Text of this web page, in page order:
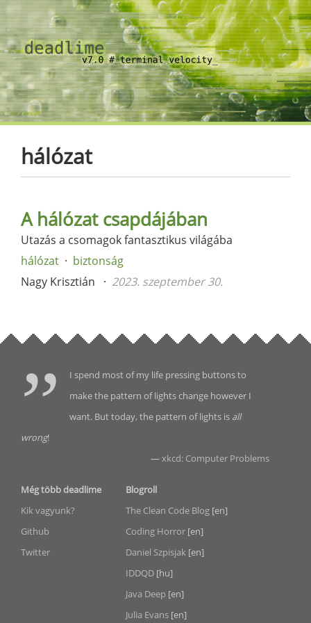
hálózat
A hálózat csapdájában
Utazás a csomagok fantasztikus világába
hálózat
biztonság
Nagy Krisztián
2023. szeptember 30.
I spend most of my life pressing buttons to
make the pattern of lights change however I
want. But today, the pattern of lights is all
wrong!
—xkcd: Computer Problems
Még több deadlime
Kik vagyunk?
Github
Twitter
Blogroll
The Clean Code Blog [en]
Coding Horror [en]
Daniel Szpisjak [en]
IDDQD [hu]
Java Deep [en]
Julia Evans [en]